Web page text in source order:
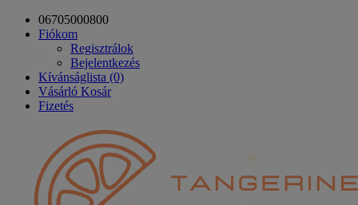
06705000800
Fiókom
Regisztrálok
Bejelentkezés
Kívánságlista (0)
Vásárló Kosár
Fizetés